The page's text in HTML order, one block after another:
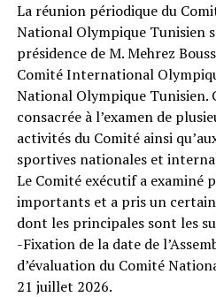
La réunion périodique du
National Olympique Tunisien
présidence de M. Mehrez
Comité International
National Olympique Tunisien.
consacrée à l’examen de
activités du Comité ainsi
sportives nationales et
Le Comité exécutif a examiné
importants et a pris un
dont les principales sont les
-Fixation de la date de
d’évaluation du Comité
21 juillet 2026.